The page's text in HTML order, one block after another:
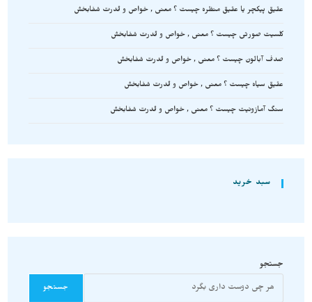
عقیق پیکچر یا عقیق منظره چیست ؟ معنی , خواص و قدرت شفابخش
کلسیت صورتی چیست ؟ معنی , خواص و قدرت شفابخش
صدف آبالون چیست ؟ معنی , خواص و قدرت شفابخش
عقیق سیاه چیست ؟ معنی , خواص و قدرت شفابخش
سنگ آمازونیت چیست ؟ معنی , خواص و قدرت شفابخش
سبد خرید
جستجو
جستجو